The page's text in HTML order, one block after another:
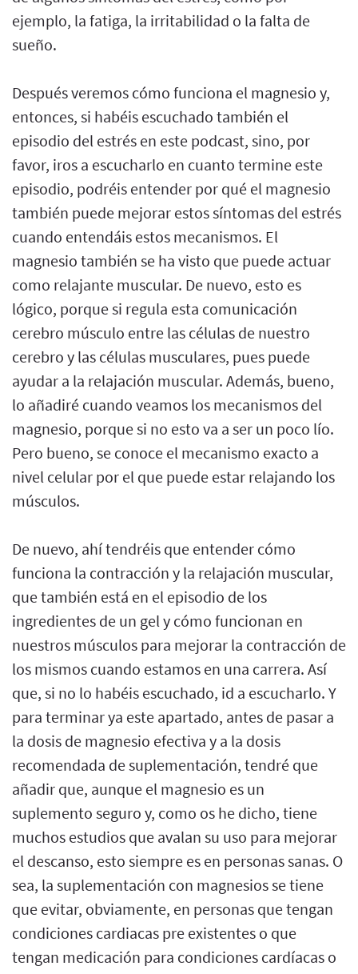
ejemplo, la fatiga, la irritabilidad o la falta de
sueño.
Después veremos cómo funciona el magnesio y,
entonces, si habéis escuchado también el
episodio del estrés en este podcast, sino, por
favor, iros a escucharlo en cuanto termine este
episodio, podréis entender por qué el magnesio
también puede mejorar estos síntomas del estrés
cuando entendáis estos mecanismos. El
magnesio también se ha visto que puede actuar
como relajante muscular. De nuevo, esto es
lógico, porque si regula esta comunicación
cerebro músculo entre las células de nuestro
cerebro y las células musculares, pues puede
ayudar a la relajación muscular. Además, bueno,
lo añadiré cuando veamos los mecanismos del
magnesio, porque si no esto va a ser un poco lío.
Pero bueno, se conoce el mecanismo exacto a
nivel celular por el que puede estar relajando los
músculos.
De nuevo, ahí tendréis que entender cómo
funciona la contracción y la relajación muscular,
que también está en el episodio de los
ingredientes de un gel y cómo funcionan en
nuestros músculos para mejorar la contracción de
los mismos cuando estamos en una carrera. Así
que, si no lo habéis escuchado, id a escucharlo. Y
para terminar ya este apartado, antes de pasar a
la dosis de magnesio efectiva y a la dosis
recomendada de suplementación, tendré que
añadir que, aunque el magnesio es un
suplemento seguro y, como os he dicho, tiene
muchos estudios que avalan su uso para mejorar
el descanso, esto siempre es en personas sanas. O
sea, la suplementación con magnesios se tiene
que evitar, obviamente, en personas que tengan
condiciones cardiacas pre existentes o que
tengan medicación para condiciones cardíacas o